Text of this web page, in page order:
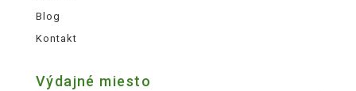
Blog
Kontakt
Výdajné miesto